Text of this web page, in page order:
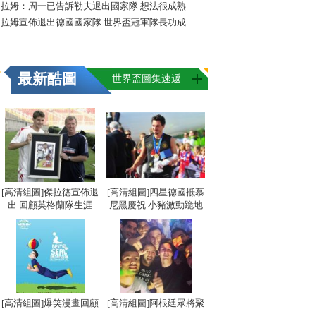
拉姆：周一已告訴勒夫退出國家隊 想法很成熟
拉姆宣佈退出德國國家隊 世界盃冠軍隊長功成..
最新酷圖 世界盃圖集速遞
[高清組圖]傑拉德宣佈退
出 回顧英格蘭隊生涯
[高清組圖]四星德國抵慕
尼黑慶祝 小豬激動跪地
[高清組圖]爆笑漫畫回顧
[高清組圖]阿根廷眾將聚